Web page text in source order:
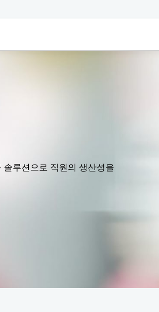
루션으로 직원의 생산성을